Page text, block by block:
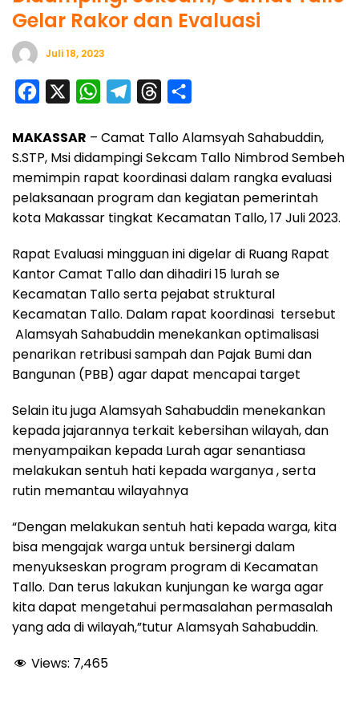
Gelar Rakor dan Evaluasi
Juli 18, 2023
c
e
b
o
k
W
a
t
s
A
p
l
e
g
r
m
r
e
a
d
a
r
e
MAKASSAR – Camat Tallo Alamsyah Sahabuddin,
S.STP, Msi didampingi Sekcam Tallo Nimbrod Sembeh
memimpin rapat koordinasi dalam rangka evaluasi
pelaksanaan program dan kegiatan pemerintah
kota Makassar tingkat Kecamatan Tallo, 17 Juli 2023.
Rapat Evaluasi mingguan ini digelar di Ruang Rapat
Kantor Camat Tallo dan dihadiri 15 lurah se
Kecamatan Tallo serta pejabat struktural
Kecamatan Tallo. Dalam rapat koordinasi tersebut
Alamsyah Sahabuddin menekankan optimalisasi
penarikan retribusi sampah dan Pajak Bumi dan
Bangunan (PBB) agar dapat mencapai target
Selain itu juga Alamsyah Sahabuddin menekankan
kepada jajarannya terkait kebersihan wilayah, dan
menyampaikan kepada Lurah agar senantiasa
melakukan sentuh hati kepada warganya , serta
rutin memantau wilayahnya
“Dengan melakukan sentuh hati kepada warga, kita
bisa mengajak warga untuk bersinergi dalam
menyukseskan program program di Kecamatan
Tallo. Dan terus lakukan kunjungan ke warga agar
kita dapat mengetahui permasalahan permasalah
yang ada di wilayah,”tutur Alamsyah Sahabuddin.
Views: 7,465